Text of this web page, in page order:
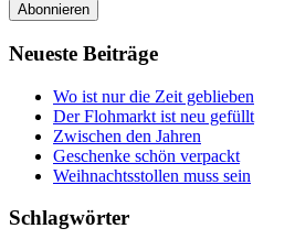
Abonnieren
Neueste Beiträge
Wo ist nur die Zeit geblieben
Der Flohmarkt ist neu gefüllt
Zwischen den Jahren
Geschenke schön verpackt
Weihnachtsstollen muss sein
Schlagwörter